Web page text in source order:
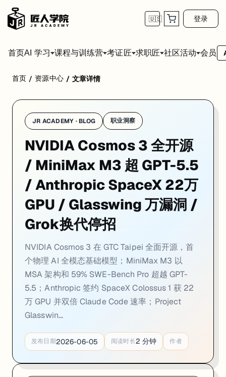
🇺🇸 登录
首页AI 学习 课程与训练营 考证匠 求职匠 社区活动 会员
1. NVIDIA Cosmos 3 正式开源，首个物理 AI
首页 / 资源中心 / 文章详情
JR ACADEMY · BLOG 职业洞察
NVIDIA Cosmos 3 全开源
/ MiniMax M3 超 GPT-5.5
/ Anthropic SpaceX 22万
GPU / Glasswing 万漏洞 /
Grok换代停招
NVIDIA Cosmos 3 在 GTC Taipei 全面开源，首
个物理 AI 全模态基础模型；MiniMax M3 以
MSA 架构和 59% SWE-Bench Pro 超越 GPT-
5.5；Anthropic 签约 SpaceX Colossus 1 获 22
万 GPU 并双倍 Claude Code 速率；Project
Glasswin...
发布日期2026-06-05 阅读时长2 分钟 作者